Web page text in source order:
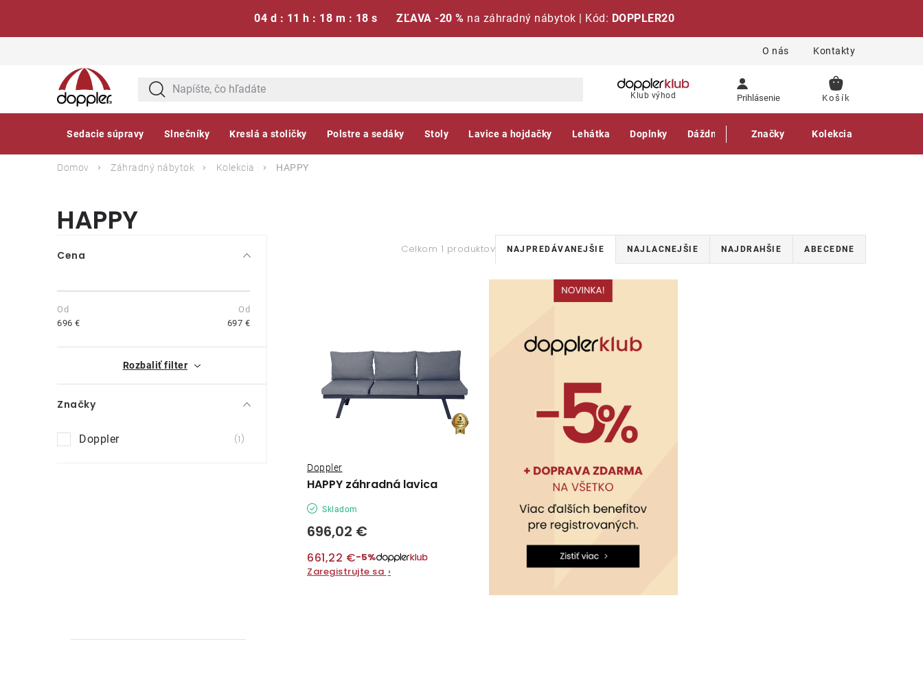
04 d : 11 h : 18 m : 18 s ZĽAVA -20 % na záhradný nábytok | Kód: DOPPLER20
O nás Kontakty
Klub výhod Prihlásenie
NÁKUPNÝ
Sedacie súpravy Slnečníky Kreslá a stoličky Polstre a sedáky Stoly Lavice a hojdačky Lehátka Doplnky Dáždniky Gastro produkty
Značky Kolekcia
Domov Záhradný nábytok Kolekcia HAPPY
HAPPY
B
č
n
ý
p
a
n
e
Cena
696 € 697 €
Rozbaliť filter
Značky
Doppler 1
Celkom 1 produktovR
a
NAJPREDÁVANEJŠIE NAJLACNEJŠIE NAJDRAHŠIE ABECEDNE
o
d
u
k
t
HAPPY záhradná lavica
Doppler
Skladom
696,02 €
661,22 €−5%
Zaregistrujte sa ›